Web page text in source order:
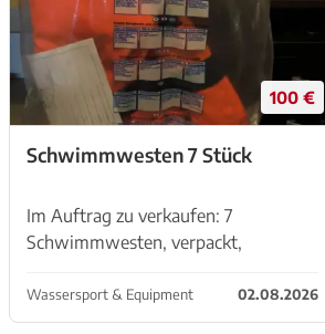
100 €
Schwimmwesten 7 Stück
Im Auftrag zu verkaufen: 7
Schwimmwesten, verpackt,
Wassersport & Equipment 02.08.2026